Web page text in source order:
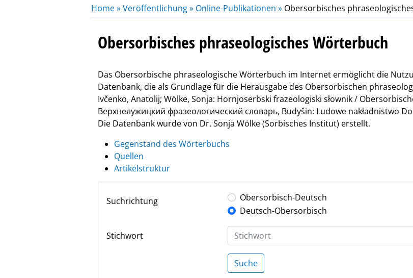
Home »Veröffentlichung » Online-Publikationen » Obersorbisches
Obersorbisches phraseologisches Wörterbuch
Das Obersorbische phraseologische Wörterbuch im Internet ermöglicht die
Datenbank, die als Grundlage für die Herausgabe des Obersorbischen
Ivčenko, Anatolij; Wölke, Sonja: Hornjoserbski frazeologiski słownik /
Верхнелужицкий фразеологический словарь, Budyšin: Ludowe nakładnistwo
Die Datenbank wurde von Dr. Sonja Wölke (Sorbisches Institut) erstellt.
Gegenstand des Wörterbuchs
Quellen
Artikelstruktur
Suchrichtung
Obersorbisch-Deutsch
Deutsch-Obersorbisch
Stichwort
Suche